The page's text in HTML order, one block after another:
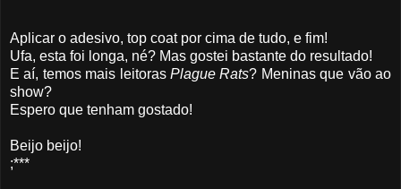
Aplicar o adesivo, top coat por cima de tudo, e fim!
Ufa, esta foi longa, né? Mas gostei bastante do resultado!
E aí, temos mais leitoras Plague Rats? Meninas que vão ao
show?
Espero que tenham gostado!
Beijo beijo!
;***